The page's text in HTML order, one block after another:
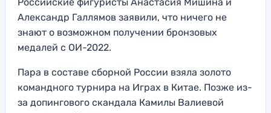
Александр Галлямов заявили, что ничего не
знают о возможном получении бронзовых
медалей с ОИ-2022.
Пара в составе сборной России взяла золото
командного турнира на Играх в Китае. Позже из-
за допингового скандала Камилы Валиевой